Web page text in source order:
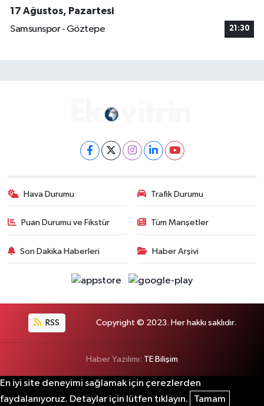
17 Ağustos, Pazartesi
Samsunspor - Göztepe
21:30
Hava Durumu Trafik Durumu
Puan Durumu ve Fikstür Tüm Manşetler
Son Dakika Haberleri Haber Arşivi
RSS Copyright © 2023. Her hakkı saklıdır.
Haber Yazılımı: TE Bilişim
En iyi site deneyimi sağlamak için çerezlerden
faydalanıyoruz. Detaylar için lütfen tıklayın.
Tamam